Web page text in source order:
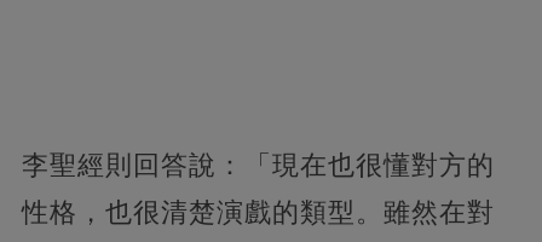
李聖經則回答說：「現在也很懂對方的
性格，也很清楚演戲的類型。雖然在對